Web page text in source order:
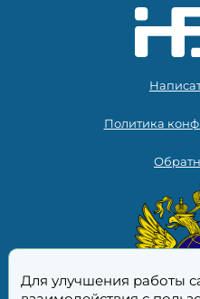
Политика
Для улучшения работы